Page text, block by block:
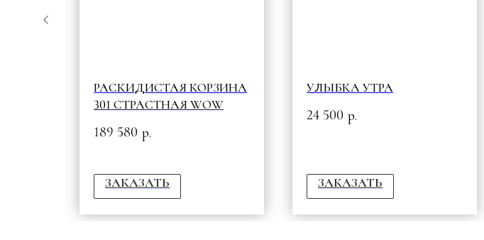
РАСКИДИСТАЯ КОРЗИНА
301 СТРАСТНАЯ WOW
189 580 р.
ЗАКАЗАТЬ
УЛЫБКА УТРА
24 500 р.
ЗАКАЗАТЬ